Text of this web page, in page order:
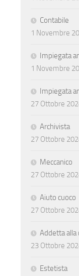
Contabile
1 Novembre
Impiegata
1 Novembre
Impiegata
27 Ottobre
Archivista
27 Ottobre
Meccanico
27 Ottobre
Aiuto cuoco
27 Ottobre
Addetta alla
23 Ottobre
Estetista